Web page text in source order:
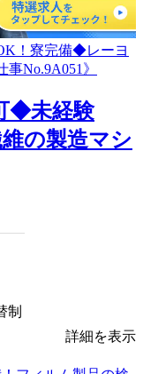
◆未経験
の製造マシ
制
詳細を表示